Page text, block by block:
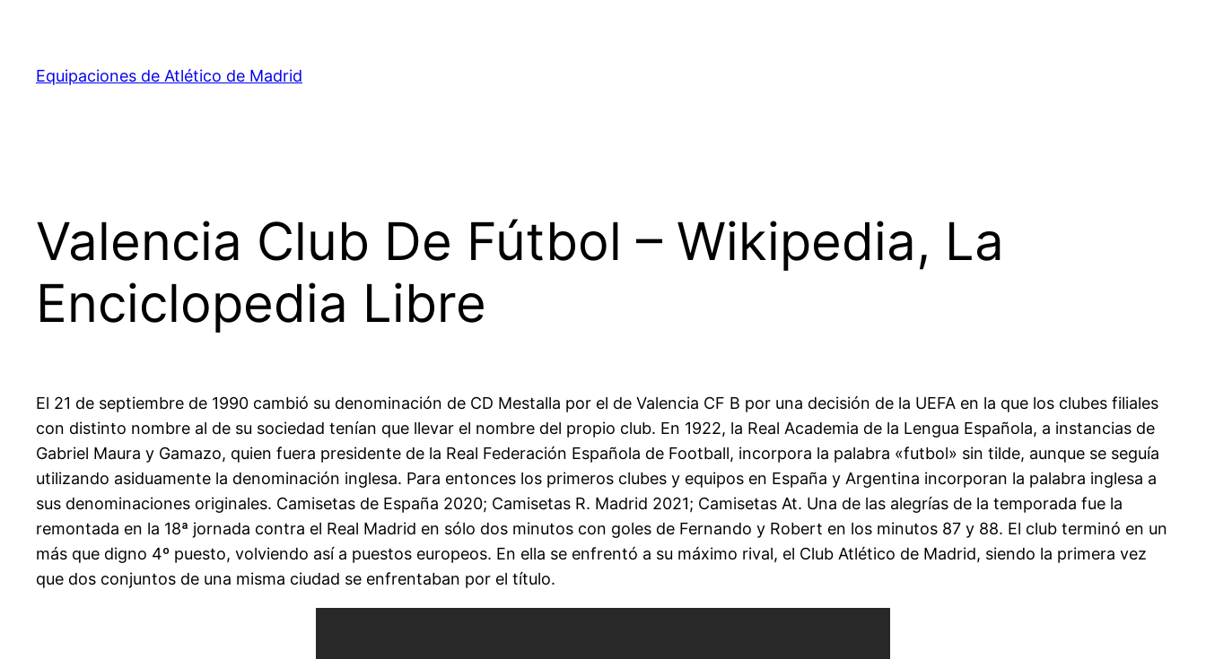
contenido
Equipaciones de Atlético de Madrid
Valencia Club De Fútbol – Wikipedia, La
Enciclopedia Libre
El 21 de septiembre de 1990 cambió su denominación de CD Mestalla por el de Valencia CF B por una decisión de la UEFA en la que los clubes filiales
con distinto nombre al de su sociedad tenían que llevar el nombre del propio club. En 1922, la Real Academia de la Lengua Española, a instancias de
Gabriel Maura y Gamazo, quien fuera presidente de la Real Federación Española de Football, incorpora la palabra «futbol» sin tilde, aunque se seguía
utilizando asiduamente la denominación inglesa. Para entonces los primeros clubes y equipos en España y Argentina incorporan la palabra inglesa a
sus denominaciones originales. Camisetas de España 2020; Camisetas R. Madrid 2021; Camisetas At. Una de las alegrías de la temporada fue la
remontada en la 18ª jornada contra el Real Madrid en sólo dos minutos con goles de Fernando y Robert en los minutos 87 y 88. El club terminó en un
más que digno 4º puesto, volviendo así a puestos europeos. En ella se enfrentó a su máximo rival, el Club Atlético de Madrid, siendo la primera vez
que dos conjuntos de una misma ciudad se enfrentaban por el título.